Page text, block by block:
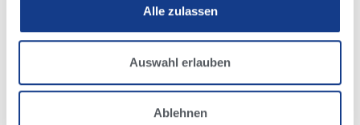
Alle zulassen
Auswahl erlauben
Ablehnen
Unser Team erhält eine umfassende Ausbildung aus
Herdenmanagements. Wir nutzen dieses Wissen und das
lokale sowie globale Netzwerk von Expert:innen, um dir
vertrauenswürdige, gewinnbringende Beratung zu bieten,